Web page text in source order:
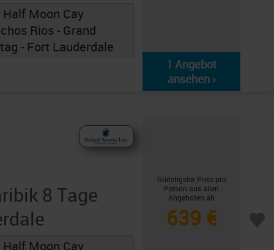
Moon Cay
Rios - Grand
- Fort Lauderdale
1 Angebot
ansehen ›
8 Tage
Moon Cay
Günstigster Preis pro
Person aus allen
Angeboten ab
639 €